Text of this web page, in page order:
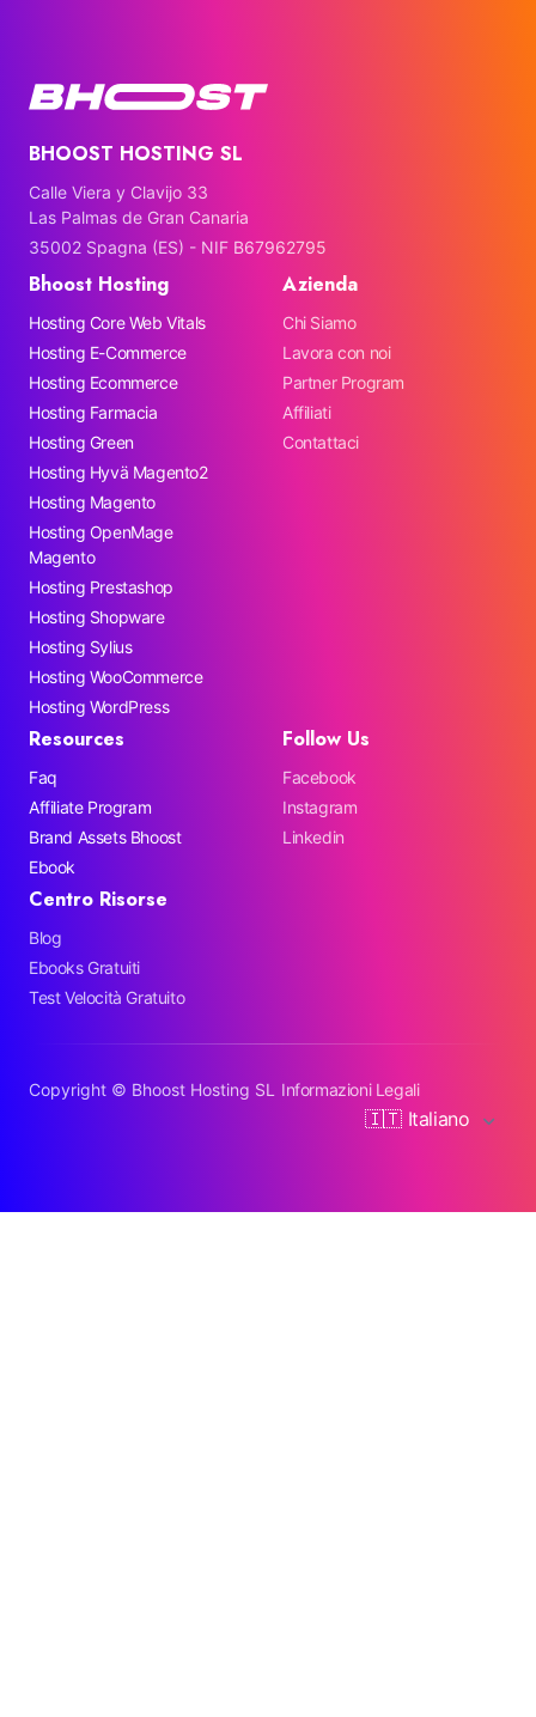
BHOOST HOSTING SL
Calle Viera y Clavijo 33
Las Palmas de Gran Canaria
35002 Spagna (ES) - NIF B67962795
Bhoost Hosting
Hosting Core Web Vitals
Hosting E-Commerce
Hosting Ecommerce
Hosting Farmacia
Hosting Green
Hosting Hyvä Magento2
Hosting Magento
Hosting OpenMage
Magento
Hosting Prestashop
Hosting Shopware
Hosting Sylius
Hosting WooCommerce
Hosting WordPress
Azienda
Chi Siamo
Lavora con noi
Partner Program
Affiliati
Contattaci
Resources
Faq
Affiliate Program
Brand Assets Bhoost
Ebook
Centro Risorse
Blog
Ebooks Gratuiti
Test Velocità Gratuito
Follow Us
Facebook
Instagram
Linkedin
Copyright © Bhoost Hosting SL Informazioni Legali
🇮🇹 Italiano